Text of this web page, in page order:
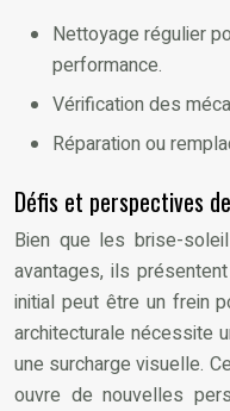
Nettoyage régulier
performance.
Vérification des
Réparation ou
Défis et perspectives
Bien que les brise-
avantages, ils
initial peut être un frein
architecturale nécessite
une surcharge visuelle.
ouvre de nouvelles